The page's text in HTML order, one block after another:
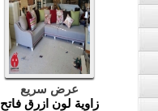
عرض سريع
زاوية لون ازرق فاتح